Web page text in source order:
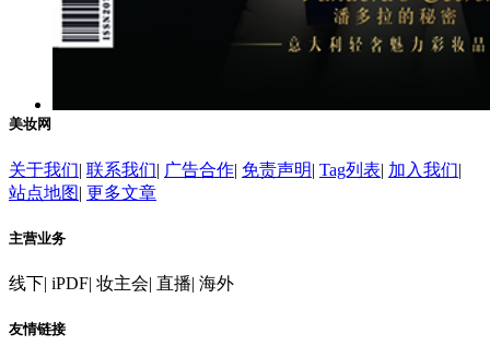
美妆网
关于我们| 联系我们| 广告合作| 免责声明| Tag列表| 加入我们|
站点地图| 更多文章
主营业务
线下| iPDF| 妆主会| 直播| 海外
友情链接